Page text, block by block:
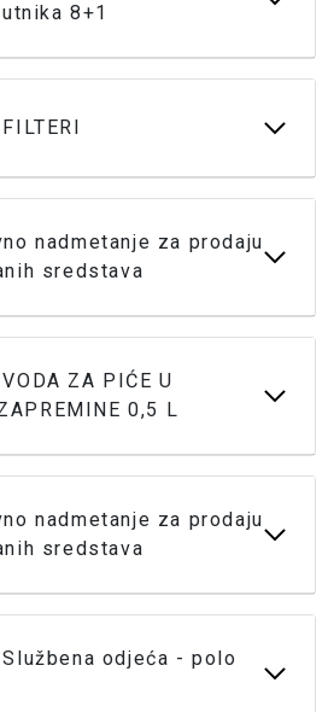
8+1
nadmetanje za prodaju
sredstava
ZA PIĆE U
0,5 L
nadmetanje za prodaju
sredstava
odjeća - polo